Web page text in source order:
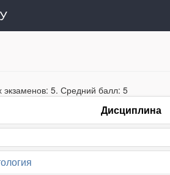
экзаменов: 5. Средний балл: 5
Дисциплина